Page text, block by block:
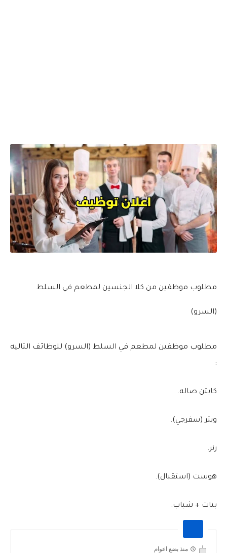
مطلوب موظفين من كلا الجنسين لمطعم في السلط
(السرو)
مطلوب موظفين لمطعم في السلط (السرو) للوظائف التاليه
:
كابتن صاله.
ويتر (سفرجي).
رنر.
هوست (استقبال).
بنات + شباب.
منذ بضع اعوام